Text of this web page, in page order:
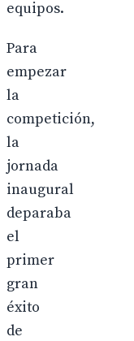
equipos.
Para
empezar
la
competición,
la
jornada
inaugural
deparaba
el
primer
gran
éxito
de